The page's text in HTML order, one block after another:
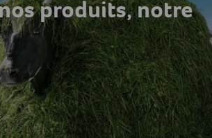
produits, notre